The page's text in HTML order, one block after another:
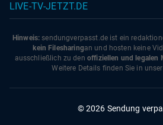
LIVE-TV-JETZT.DE
Hinweis: sendungverpasst.de ist ein
kein Filesharingan und hosten keine
ausschließlich zu den offiziellen und legalen
Weitere Details finden Sie in
© 2026 Sendung